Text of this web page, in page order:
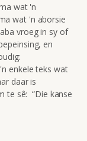
wat 'n
wat 'n aborsie
vroeg in sy of
en
enkele teks wat
daar is
te sê: “Die kanse